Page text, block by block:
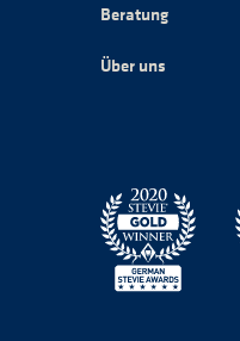
Beratung
Über uns